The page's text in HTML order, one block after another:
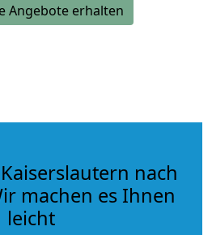
Angebote erhalten
nach
machen es Ihnen
leicht